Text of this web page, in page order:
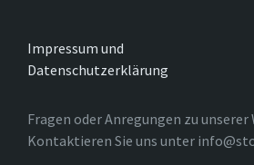
Impressum und
Datenschutzerklärung
Fragen oder Anregungen zu unserer
Kontaktieren Sie uns unter